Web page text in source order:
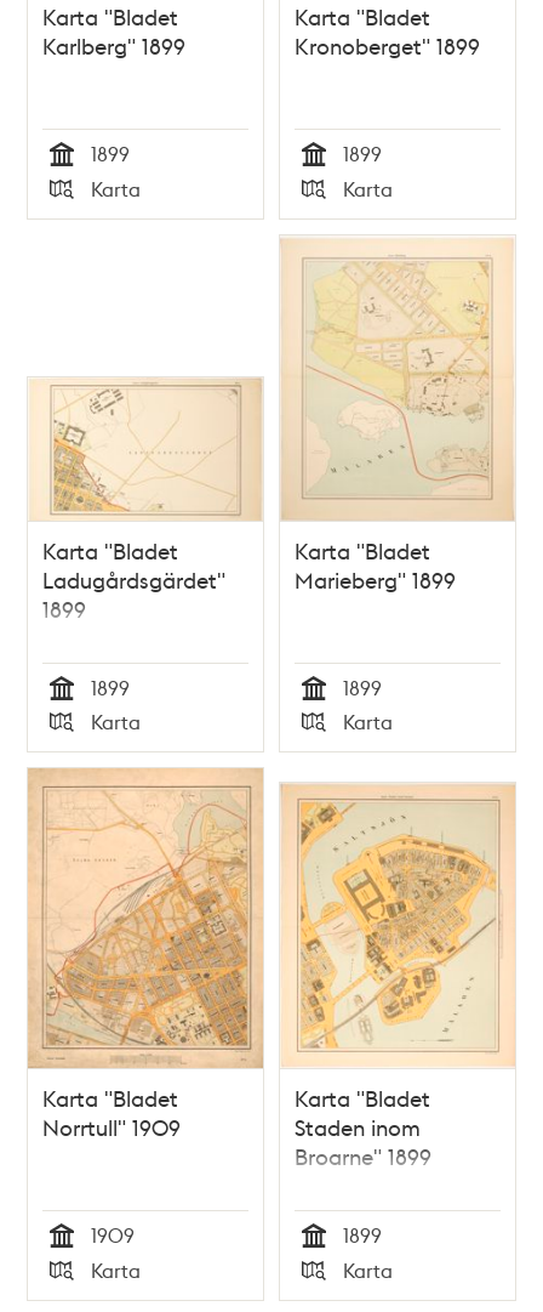
Karta "Bladet
Karlberg" 1899
Tid
1899
Typ
Karta
Karta "Bladet
Kronoberget" 1899
Tid
1899
Typ
Karta
Karta "Bladet
Ladugårdsgärdet"
1899
Tid
1899
Typ
Karta
Karta "Bladet
Marieberg" 1899
Tid
1899
Typ
Karta
Karta "Bladet
Norrtull" 1909
Tid
1909
Typ
Karta
Karta "Bladet
Staden inom
Broarne" 1899
Tid
1899
Typ
Karta